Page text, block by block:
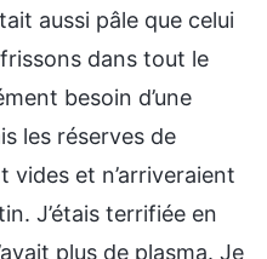
aussi pâle que celui
frissons dans tout le
besoin d’une
les réserves de
vides et n’arriveraient
J’étais terrifiée en
plus de plasma. Je